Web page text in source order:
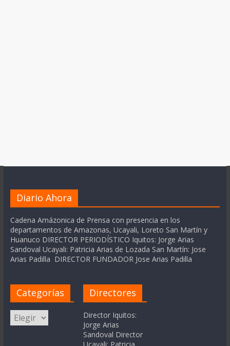
Diario Ahora
Cadena Amázonica de Prensa con presencia en los
departamentos de Amazonas, Ucayali, Loreto San Martín y
Huanuco DIRECTOR PERIODÍSTICO Iquitos: Jorge Arias
Sandoval Ucayali: Patricia Arias de Lozada San Martín: Jose
Arias Padilla DIRECTOR FUNDADOR Jose Arias Padilla
Categorías
Categorías
Directores
Director Iquitos:
Jorge Arias
Sandoval Director